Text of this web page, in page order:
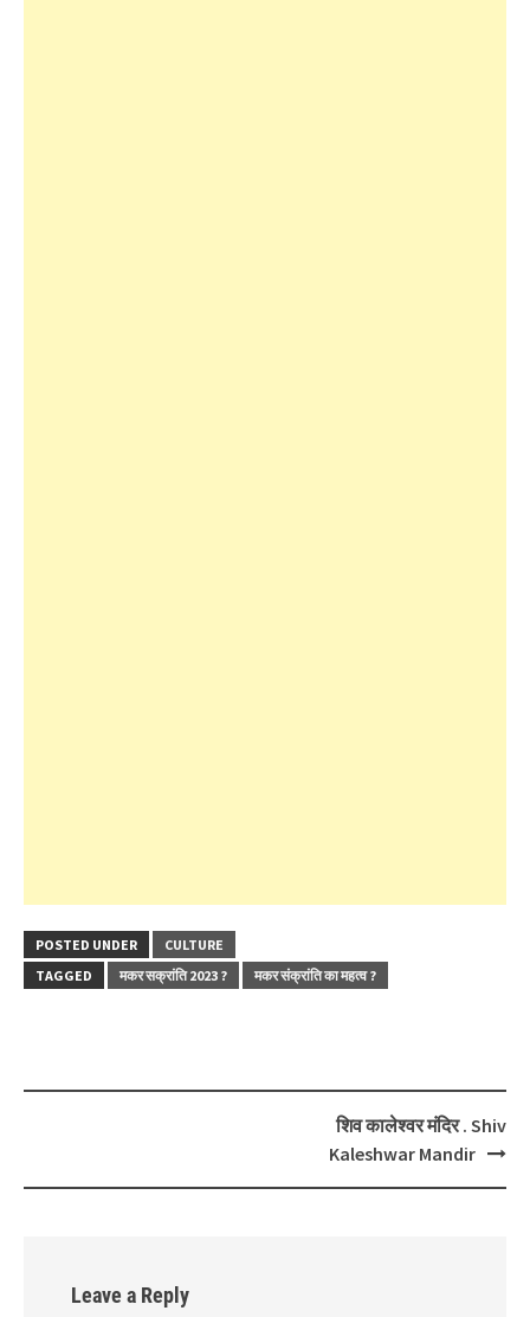
POSTED UNDER
CULTURE
TAGGED
मकर सक्रांति 2023 ? मकर संक्रांति का महत्व ?
शिव कालेश्वर मंदिर . Shiv
Kaleshwar Mandir
Leave a Reply